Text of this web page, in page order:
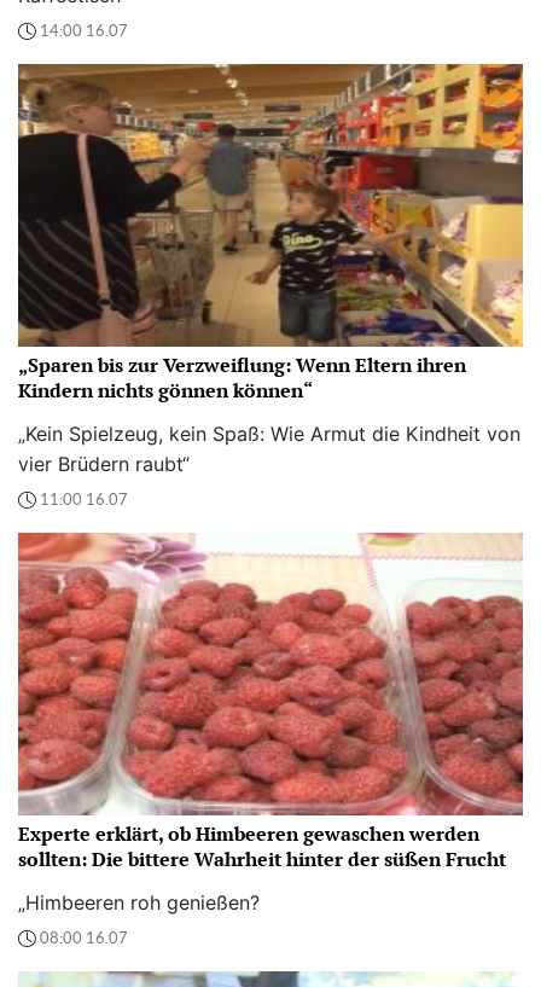
14:00 16.07
„Sparen bis zur Verzweiflung: Wenn Eltern ihren
Kindern nichts gönnen können“
„Kein Spielzeug, kein Spaß: Wie Armut die Kindheit von
vier Brüdern raubt“
11:00 16.07
Experte erklärt, ob Himbeeren gewaschen werden
sollten: Die bittere Wahrheit hinter der süßen Frucht
„Himbeeren roh genießen?
08:00 16.07